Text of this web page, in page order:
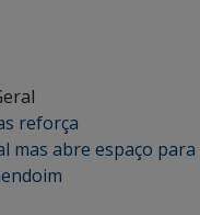
reforça
mas abre espaço para